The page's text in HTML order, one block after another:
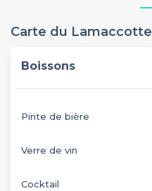
Carte du Lamaccotte
Boissons
Pinte de bière
Verre de vin
Cocktail